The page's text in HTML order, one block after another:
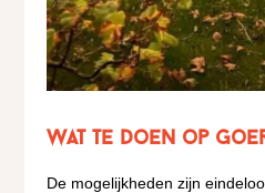
Wat te doen op
De mogelijkheden zijn